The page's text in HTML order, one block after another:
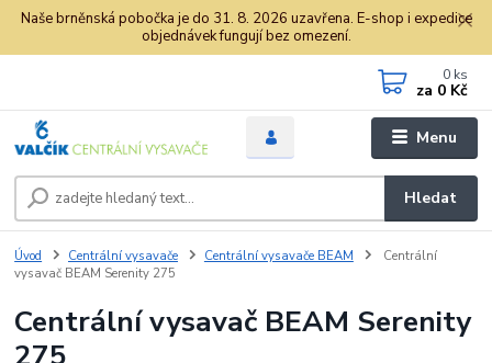
Naše brněnská pobočka je do 31. 8. 2026 uzavřena. E-shop i expedice
objednávek fungují bez omezení.
Menu
Hledat
0 ks
za 0 Kč
Úvod Centrální vysavače Centrální vysavače BEAM
Centrální
vysavač BEAM Serenity 275
Centrální vysavač BEAM Serenity